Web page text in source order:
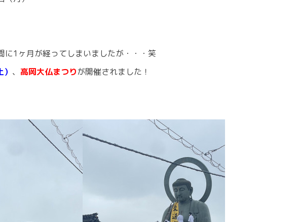
に1ヶ月が経ってしまいましたが・・・笑
、 高岡大仏まつりが開催されました！